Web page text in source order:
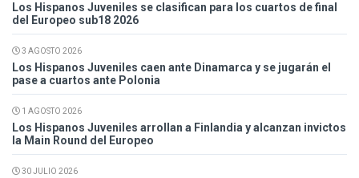
Los Hispanos Juveniles se clasifican para los cuartos de final
del Europeo sub18 2026
3 AGOSTO 2026
Los Hispanos Juveniles caen ante Dinamarca y se jugarán el
pase a cuartos ante Polonia
1 AGOSTO 2026
Los Hispanos Juveniles arrollan a Finlandia y alcanzan invictos
la Main Round del Europeo
30 JULIO 2026